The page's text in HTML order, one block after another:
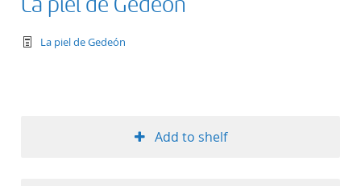
La piel de Gedeón
text/tg.work+xml
La piel de Gedeón
Add to shelf